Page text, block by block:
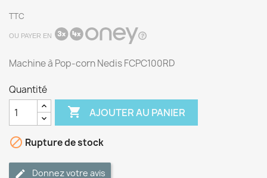
TTC
OU PAYER EN
Machine à Pop-corn Nedis FCPC100RD
Quantité
 AJOUTER AU PANIER
 Rupture de stock
Donnez votre avis